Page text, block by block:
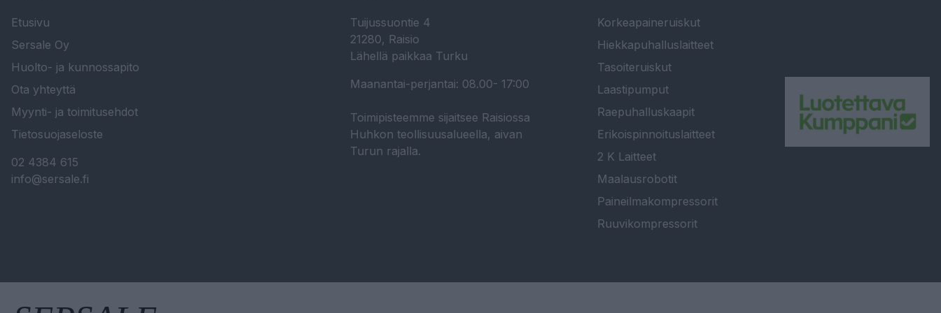
Etusivu
Sersale Oy
Huolto- ja kunnossapito
Ota yhteyttä
Myynti- ja toimitusehdot
Tietosuojaseloste
02 4384 615
info@sersale.fi
Tuijussuontie 4
21280, Raisio
Lähellä paikkaa Turku
Maanantai-perjantai: 08.00- 17:00
Toimipisteemme sijaitsee Raisiossa
Huhkon teollisuusalueella, aivan
Turun rajalla.
Korkeapaineruiskut
Hiekkapuhalluslaitteet
Tasoiteruiskut
Laastipumput
Raepuhalluskaapit
Erikoispinnoituslaitteet
2 K Laitteet
Maalausrobotit
Paineilmakompressorit
Ruuvikompressorit